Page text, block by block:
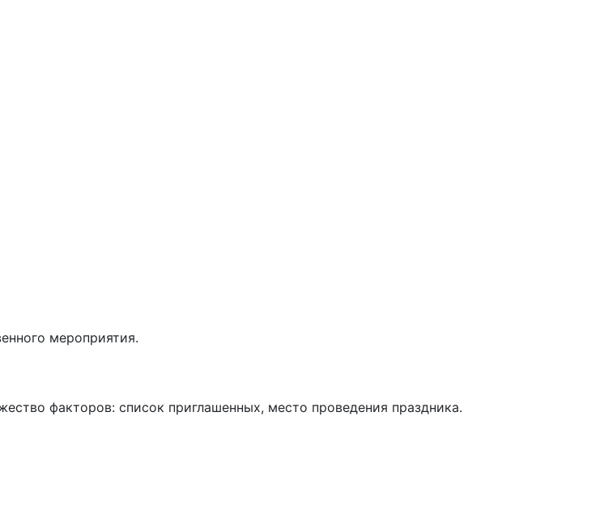
мероприятия.
факторов: список приглашенных, место проведения праздника.